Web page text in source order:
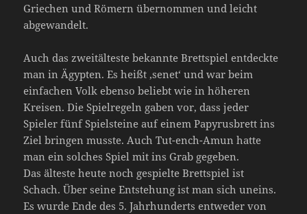
Griechen und Römern übernommen und leicht
abgewandelt.
Auch das zweitälteste bekannte Brettspiel entdeckte
man in Ägypten. Es heißt ‚senet‘ und war beim
einfachen Volk ebenso beliebt wie in höheren
Kreisen. Die Spielregeln gaben vor, dass jeder
Spieler fünf Spielsteine auf einem Papyrusbrett ins
Ziel bringen musste. Auch Tut-ench-Amun hatte
man ein solches Spiel mit ins Grab gegeben.
Das älteste heute noch gespielte Brettspiel ist
Schach. Über seine Entstehung ist man sich uneins.
Es wurde Ende des 5. Jahrhunderts entweder von